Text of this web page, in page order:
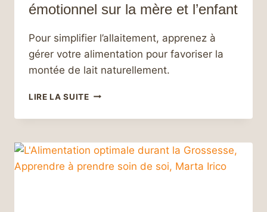
émotionnel sur la mère et l’enfant
Pour simplifier l’allaitement, apprenez à
gérer votre alimentation pour favoriser la
montée de lait naturellement.
LIRE LA SUITEALLAITEMENT
BIENFAITS,
ET
IMPACT
PSYCHO-